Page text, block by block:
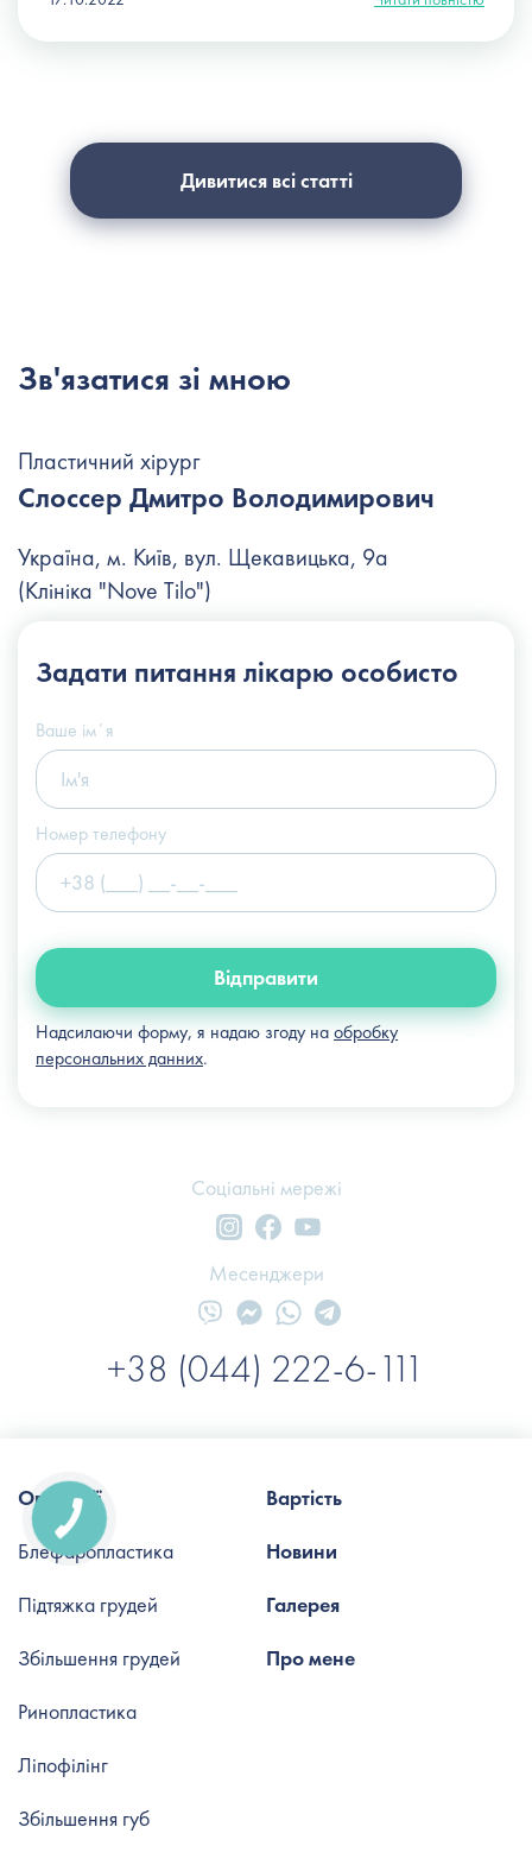
Дивитися всі статті
Зв'язатися зі мною
Пластичний хірург
Слоссер Дмитро Володимирович
Україна, м. Київ, вул. Щекавицька, 9а
(Клініка "Nove Tilo")
+38 (066) 122-6-111
info@slosser.com.ua
Задати питання лікарю особисто
Ваше імʼя
Номер телефону
Відправити
Надсилаючи форму, я надаю згоду наобробку
персональних данних.
Соціальні мережі
+38 (044) 222-6-111
Месенджери
Вартість
Новини
Галерея
Про мене
Операції
Блефаропластика
Підтяжка грудей
Збільшення грудей
Ринопластика
Ліпофілінг
Збільшення губ